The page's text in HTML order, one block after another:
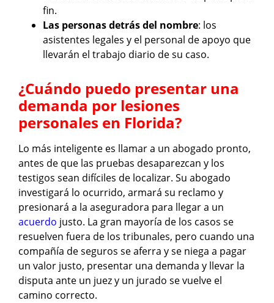
fin.
Las personas detrás del nombre: los
asistentes legales y el personal de apoyo que
llevarán el trabajo diario de su caso.
¿Cuándo puedo presentar una
demanda por lesiones
personales en Florida?
Lo más inteligente es llamar a un abogado pronto,
antes de que las pruebas desaparezcan y los
testigos sean difíciles de localizar. Su abogado
investigará lo ocurrido, armará su reclamo y
presionará a la aseguradora para llegar a un
acuerdo justo. La gran mayoría de los casos se
resuelven fuera de los tribunales, pero cuando una
compañía de seguros se aferra y se niega a pagar
un valor justo, presentar una demanda y llevar la
disputa ante un juez y un jurado se vuelve el
camino correcto.